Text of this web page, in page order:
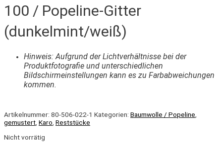
100 / Popeline-Gitter
(dunkelmint/weiß)
Hinweis: Aufgrund der Lichtverhältnisse bei der
Produktfotografie und unterschiedlichen
Bildschirmeinstellungen kann es zu Farbabweichungen
kommen.
Artikelnummer: 80-506-022-1 Kategorien: Baumwolle / Popeline
gemustert Karo Reststücke
Nicht vorrätig